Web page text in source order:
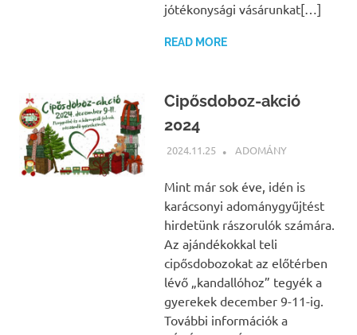
jótékonysági vásárunkat[…]
READ MORE
Cipősdoboz-akció
2024
2024.11.25 BÁRTFAI JUDIT
ADOMÁNY
Mint már sok éve, idén is
karácsonyi adománygyűjtést
hirdetünk rászorulók számára.
Az ajándékokkal teli
cipősdobozokat az előtérben
lévő „kandallóhoz” tegyék a
gyerekek december 9-11-ig.
További információk a